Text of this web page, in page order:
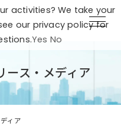
ース・メディア
ィア
activities? We take your
our privacy policy for
Yes No